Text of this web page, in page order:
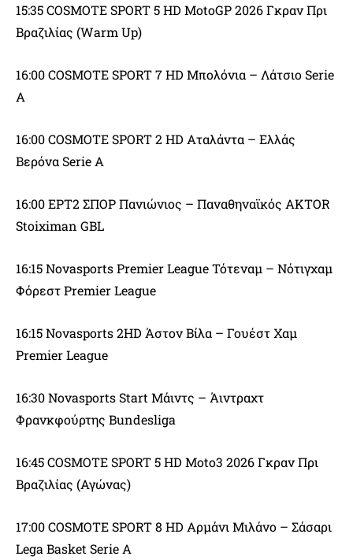
15:35 COSMOTE SPORT 5 HD MotoGP 2026 Γκραν Πρι
Βραζιλίας (Warm Up)
16:00 COSMOTE SPORT 7 HD Μπολόνια – Λάτσιο Serie
A
16:00 COSMOTE SPORT 2 HD Αταλάντα – Ελλάς
Βερόνα Serie A
16:00 ΕΡΤ2 ΣΠΟΡ Πανιώνιος – Παναθηναϊκός AKTOR
Stoiximan GBL
16:15 Novasports Premier League Τότεναμ – Νότιγχαμ
Φόρεστ Premier League
16:15 Novasports 2HD Άστον Βίλα – Γουέστ Χαμ
Premier League
16:30 Novasports Start Μάιντς – Άιντραχτ
Φρανκφούρτης Bundesliga
16:45 COSMOTE SPORT 5 HD Moto3 2026 Γκραν Πρι
Βραζιλίας (Αγώνας)
17:00 COSMOTE SPORT 8 HD Αρμάνι Μιλάνο – Σάσαρι
Lega Basket Serie A